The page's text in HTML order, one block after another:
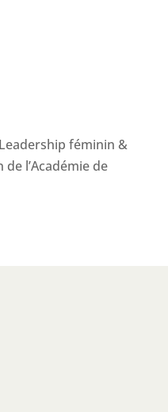
féminin &
l’Académie de